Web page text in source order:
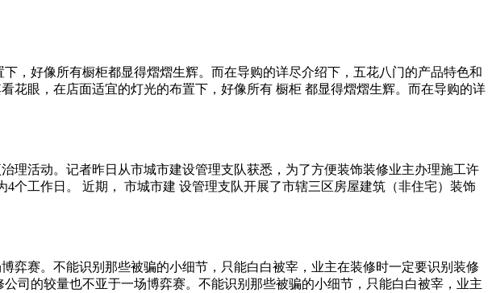
，好像所有橱柜都显得熠熠生辉。而在导购的详尽介绍下，五花八门的产品特色和
花眼，在店面适宜的灯光的布置下，好像所有 橱柜 都显得熠熠生辉。而在导购的详
理活动。记者昨日从市城市建设管理支队获悉，为了方便装饰装修业主办理施工许
个工作日。 近期， 市城市建 设管理支队开展了市辖三区房屋建筑（非住宅）装饰
弈赛。不能识别那些被骗的小细节，只能白白被宰，业主在装修时一定要识别装修
司的较量也不亚于一场博弈赛。不能识别那些被骗的小细节，只能白白被宰，业主